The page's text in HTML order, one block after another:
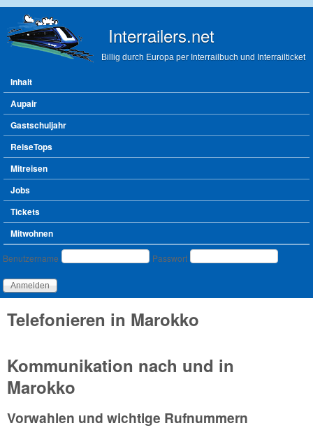
Interrailers.net
Billig durch Europa per Interrailbuch und Interrailticket
Hauptmenü
Inhalt
Aupair
Gastschuljahr
ReiseTops
Mitreisen
Jobs
Tickets
Mitwohnen
Benutzeranmeldung
Benutzername Passwort
Telefonieren in Marokko
Kommunikation nach und in
Marokko
Vorwahlen und wichtige Rufnummern